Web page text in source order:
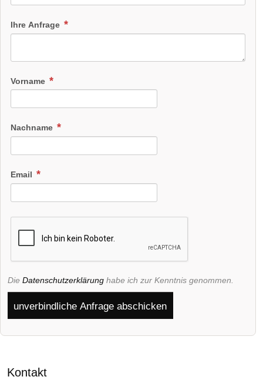
Ihre Anfrage
Vorname
Nachname
Email
Die Datenschutzerklärung habe ich zur Kenntnis genommen.
unverbindliche Anfrage abschicken
Kontakt